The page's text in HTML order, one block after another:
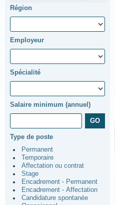
Région
Employeur
Spécialité
Salaire minimum (annuel)
Type de poste
Permanent
Temporaire
Affectation ou contrat
Stage
Encadrement - Permanent
Encadrement - Affectation
Candidature spontanée